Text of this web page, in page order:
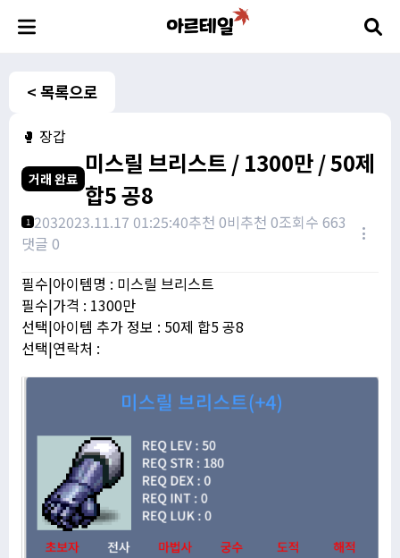
< 목록으로
🥊 장갑
거래 완료
미스릴 브리스트 / 1300만 / 50제
합5 공8
1 2032023.11.17 01:25:40추천 0비추천 0조회수 663
댓글 0
필수|아이템명 : 미스릴 브리스트
필수|가격 : 1300만
선택|아이템 추가 정보 : 50제 합5 공8
선택|연락처 :